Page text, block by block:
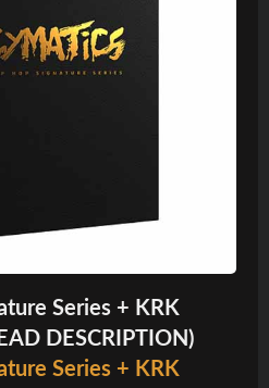
Series + KRK
DESCRIPTION)
Series + KRK